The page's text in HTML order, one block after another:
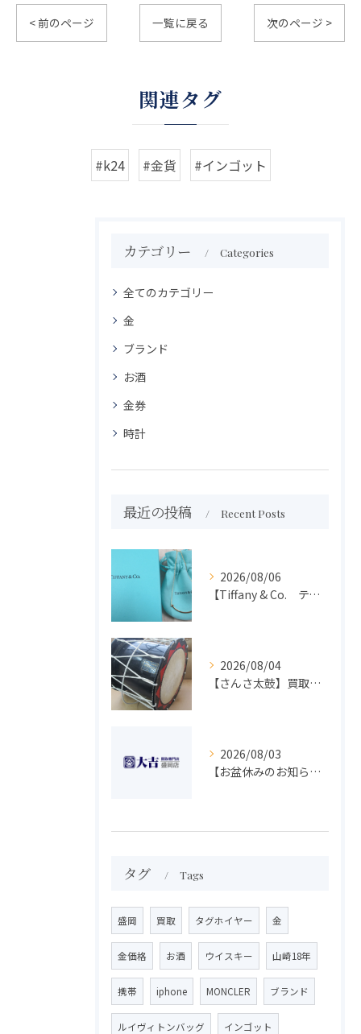
< 前のページ 一覧に戻る 次のページ >
関連タグ
#k24 #金貨 #インゴット
カテゴリー Categories
全てのカテゴリー
金
ブランド
お酒
金券
時計
最近の投稿 Recent Posts
2026/08/06
【Tiffany & Co. ティファニー】買取 大吉盛岡店 アクセサリー買取しました！！
2026/08/04
【さんさ太鼓】買取 大吉盛岡店 楽器 買取します！！
2026/08/03
【お盆休みのお知らせ】買取専門 大吉 盛岡店
タグ Tags
盛岡 買取 タグホイヤー 金
金価格 お酒 ウイスキー 山崎18年
携帯 iphone MONCLER ブランド
ルイヴィトンバッグ インゴット